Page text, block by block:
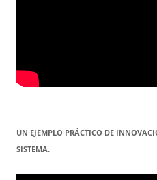
UN EJEMPLO PRÁCTICO DE
SISTEMA.